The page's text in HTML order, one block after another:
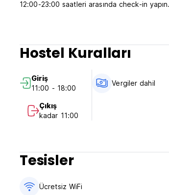
12:00-23:00 saatleri arasında check-in yapın.
Vergiler dahil.
Genel:
Resepsiyon 09:00 - 22:00 arası.
Sokağa çıkma yasağı yok. (Auto-translated
Hostel Kuralları
Giriş
11:00 - 18:00
Çıkış
kadar 11:00
Vergiler dahil
Tesisler
Ücretsiz WiFi